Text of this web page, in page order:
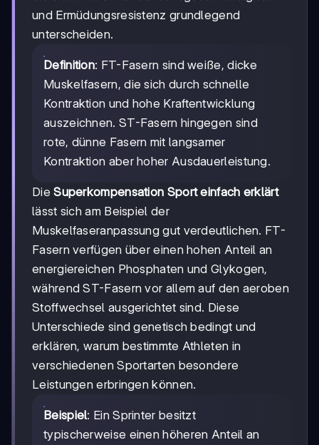
und Ermüdungsresistenz grundlegend
unterscheiden.
Definition: FT-Fasern sind weiße, dicke
Muskelfasern, die sich durch schnelle
Kontraktion und hohe Kraftentwicklung
auszeichnen. ST-Fasern hingegen sind
rote, dünne Fasern mit langsamer
Kontraktion aber hoher Ausdauerleistung.
DieSuperkompensation Sport einfach erklärt
lässt sich am Beispiel der
Muskelfaseranpassung gut verdeutlichen. FT-
Fasern verfügen über einen hohen Anteil an
energiereichen Phosphaten und Glykogen,
während ST-Fasern vor allem auf den aeroben
Stoffwechsel ausgerichtet sind. Diese
Unterschiede sind genetisch bedingt und
erklären, warum bestimmte Athleten in
verschiedenen Sportarten besondere
Leistungen erbringen können.
Beispiel: Ein Sprinter besitzt
typischerweise einen höheren Anteil an